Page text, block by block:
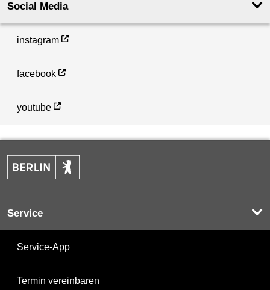
Social Media
instagram
facebook
youtube
Service
Service-App
Termin vereinbaren